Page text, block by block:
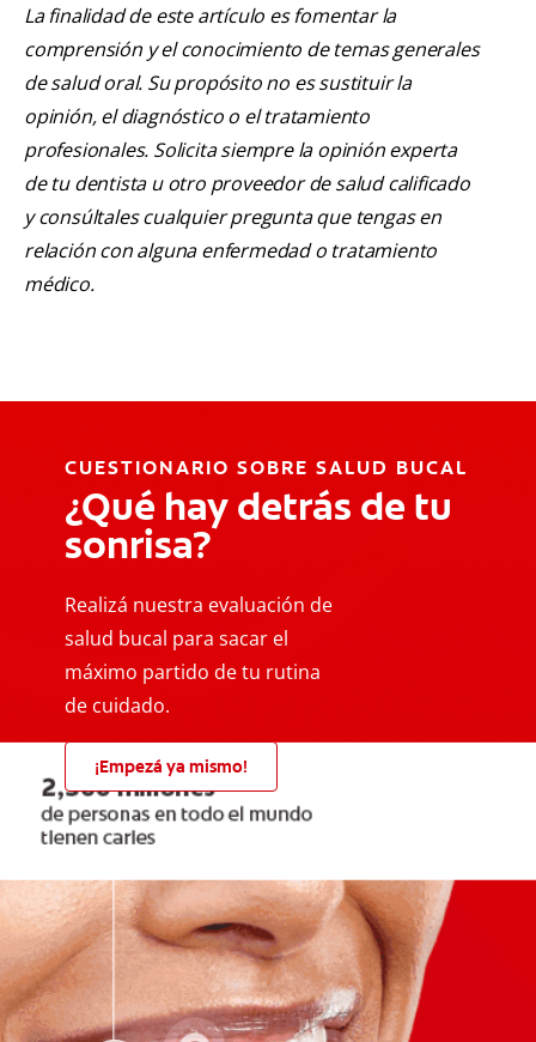
La finalidad de este artículo es fomentar la
comprensión y el conocimiento de temas generales
de salud oral. Su propósito no es sustituir la
opinión, el diagnóstico o el tratamiento
profesionales. Solicita siempre la opinión experta
de tu dentista u otro proveedor de salud calificado
y consúltales cualquier pregunta que tengas en
relación con alguna enfermedad o tratamiento
médico.
CUESTIONARIO SOBRE SALUD BUCAL
¿Qué hay detrás de tu
sonrisa?
Realizá nuestra evaluación de
salud bucal para sacar el
máximo partido de tu rutina
de cuidado.
¡Empezá ya mismo!